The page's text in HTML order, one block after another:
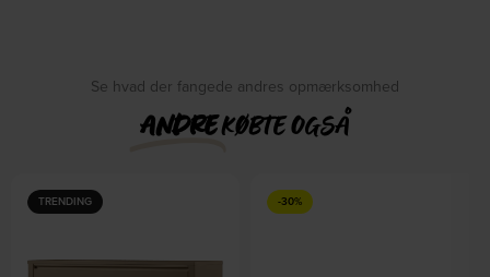
Se hvad der fangede andres opmærksomhed
ANDREKØBTE OGSÅ
TRENDING -30%